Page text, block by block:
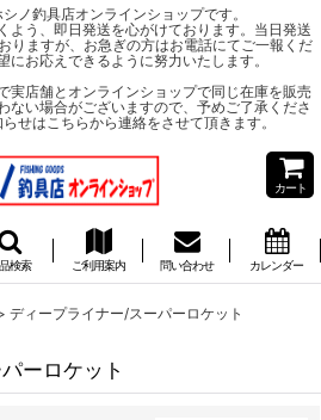
ノ釣具店オンラインショップです。
よう、即日発送を心がけております。当日発送
りますが、お急ぎの方はお電話にてご一報くだ
にお応えできるように努力いたします。
実店舗とオンラインショップで同じ在庫を販売
ない場合がございますので、予めご了承くださ
せはこちらから連絡をさせて頂きます。
カート
検索 ご利用案内 問い合わせ カレンダー
ディープライナー/スーパーロケット
ーロケット